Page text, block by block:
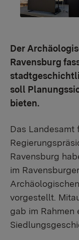
Der
Ravensburg
soll
bieten.
Das Landesamt
Ravensburg
im
vorgestellt.
gab im Rahmen